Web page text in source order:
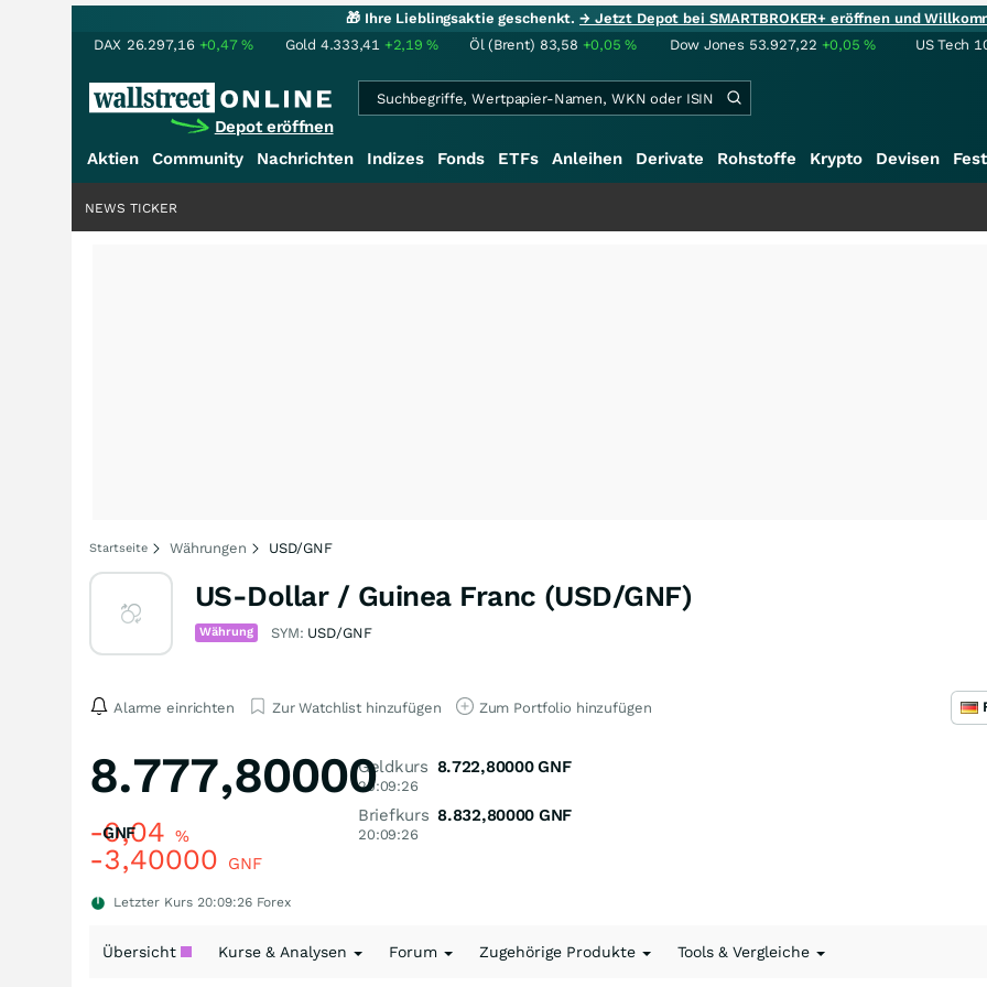
🎁 Ihre Lieblingsaktie geschenkt.→ Jetzt Depot bei SMARTBROKER+ eröffnen und
DAX 26.297,16 +0,47% Gold 4.333,41 +2,19% Öl (Brent) 83,58 +0,05% Dow Jones 53.927,22 +0,05% US Tech
Depot eröffnen
Aktien Community Nachrichten Indizes Fonds ETFs Anleihen Derivate Rohstoffe Krypto Devisen
NEWS TICKER
Startseite Währungen USD/GNF
US-Dollar / Guinea Franc (USD/GNF)
Währung SYM: USD/GNF
Alarme einrichten Zur Watchlist hinzufügen Zum Portfolio hinzufügen
8.777,80000
GNF
-0,04 %
-3,40000 GNF
Letzter Kurs 20:09:26 Forex
Geldkurs
20:09:26
8.722,80000 GNF
Briefkurs
20:09:26
8.832,80000 GNF
Übersicht Kurse & Analysen Forum Zugehörige Produkte Tools & Vergleiche